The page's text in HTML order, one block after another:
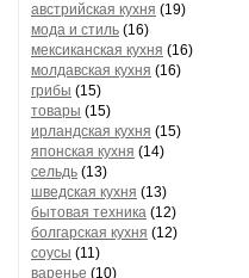
австрийская кухня (19)
мода и стиль (16)
мексиканская кухня (16)
молдавская кухня (16)
грибы (15)
товары (15)
ирландская кухня (15)
японская кухня (14)
сельдь (13)
шведская кухня (13)
бытовая техника (12)
болгарская кухня (12)
соусы (11)
варенье (10)